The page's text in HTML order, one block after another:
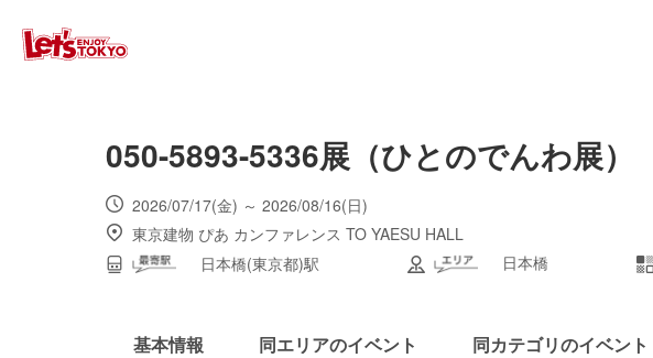
050-5893-5336展（ひとのでんわ展）
2026/07/17(金) ～ 2026/08/16(日)
東京建物 ぴあ カンファレンス TO YAESU HALL
日本橋(東京都)駅
日本橋
基本情報 同エリアのイベント 同カテゴリのイベント